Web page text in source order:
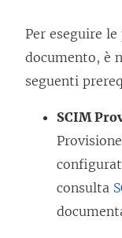
Per eseguire
documento, è
seguenti
SCIM
consulta